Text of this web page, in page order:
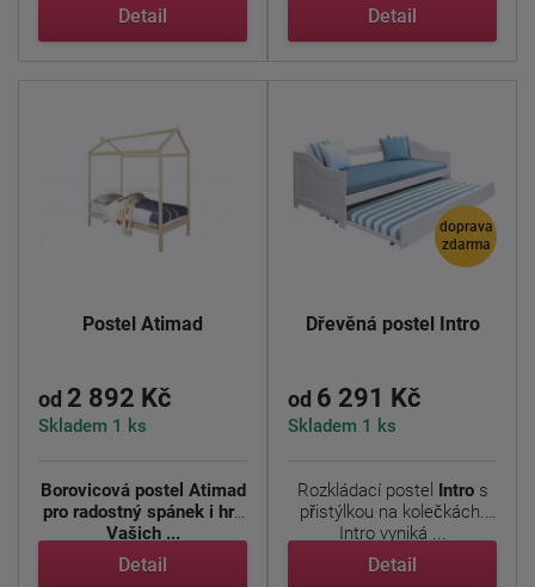
Detail Detail
Postel Atimad
od 2 892 Kč
Skladem 1 ks
Borovicová postel Atimad
pro radostný spánek i hru
Vašich ...
Detail
doprava
zdarma
Dřevěná postel Intro
od 6 291 Kč
Skladem 1 ks
Rozkládací postel Intros
přistýlkou na kolečkách.
Intro vyniká ...
Detail